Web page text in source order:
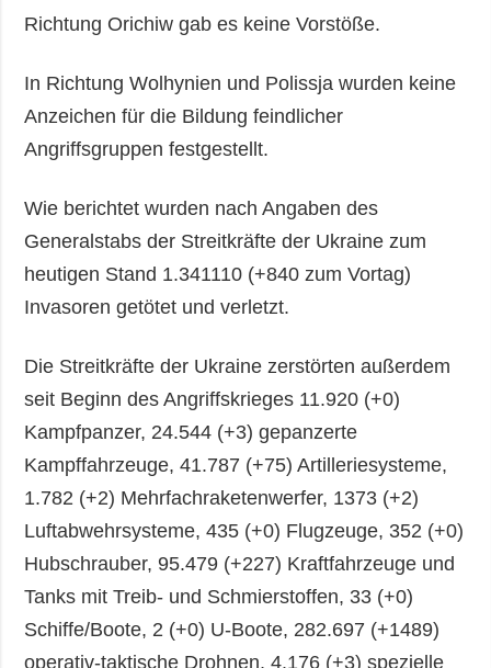
Richtung Orichiw gab es keine Vorstöße.
In Richtung Wolhynien und Polissja wurden keine
Anzeichen für die Bildung feindlicher
Angriffsgruppen festgestellt.
Wie berichtet wurden nach Angaben des
Generalstabs der Streitkräfte der Ukraine zum
heutigen Stand 1.341110 (+840 zum Vortag)
Invasoren getötet und verletzt.
Die Streitkräfte der Ukraine zerstörten außerdem
seit Beginn des Angriffskrieges 11.920 (+0)
Kampfpanzer, 24.544 (+3) gepanzerte
Kampffahrzeuge, 41.787 (+75) Artilleriesysteme,
1.782 (+2) Mehrfachraketenwerfer, 1373 (+2)
Luftabwehrsysteme, 435 (+0) Flugzeuge, 352 (+0)
Hubschrauber, 95.479 (+227) Kraftfahrzeuge und
Tanks mit Treib- und Schmierstoffen, 33 (+0)
Schiffe/Boote, 2 (+0) U-Boote, 282.697 (+1489)
operativ-taktische Drohnen, 4.176 (+3) spezielle